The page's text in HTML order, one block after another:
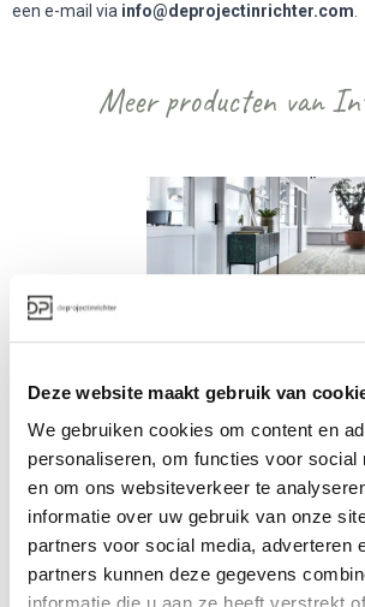
Deze website maakt gebruik van
We gebruiken cookies om content en
personaliseren, om functies voor social
en om ons websiteverkeer te
informatie over uw gebruik van onze
partners voor social media, adverteren
partners kunnen deze gegevens
een e-mail via info@deprojectinrichter.com
Meer producten van
Vanaf -
Bekijk alles van